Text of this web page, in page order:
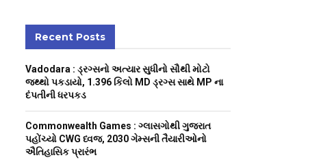
h
f
o
r
Recent Posts
Vadodara : ડ્રગ્સનો અત્યાર સુધીનો સૌથી મોટો
જથ્થો પકડાયો, 1.396 કિલો MD ડ્રગ્સ સાથે MP ના
દંપતીની ધરપકડ
Commonwealth Games : ગ્લાસગોથી ગુજરાત
પહોંચ્યો CWG ધ્વજ, 2030 ગેમ્સની તૈયારીઓનો
ઐતિહાસિક પ્રારંભ